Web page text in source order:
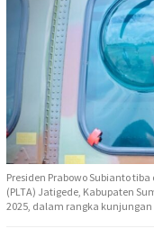
Presiden Prabowo Subianto
(PLTA) Jatigede, Kabupaten
2025, dalam rangka kunjungan